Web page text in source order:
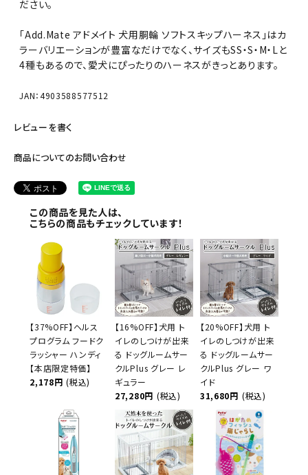
ださい。
「Add.Mate アドメイト 犬用胴輪 ソフトスキップハーネス」はカ
ラーバリエーションが豊富なだけでなく、サイズもSS・S・M・Lと
4種もあるので、愛犬にぴったりのハーネスがきっとあります。
JAN：4903588577512
レビューを書く
商品についてのお問い合わせ
この商品を見た人は、
こちらの商品もチェックしています！
【37%OFF】ヘルス
プログラム フードク
ラッシャー ハンディ
【本店限定特価】
2,178円 (税込)
【16%OFF】犬用 ト
イレのしつけが出来
る ドッグルームサー
クルPlus グレー レ
ギュラー
27,280円 (税込)
【20%OFF】犬用 ト
イレのしつけが出来
る ドッグルームサー
クルPlus グレー ワ
イド
31,680円 (税込)